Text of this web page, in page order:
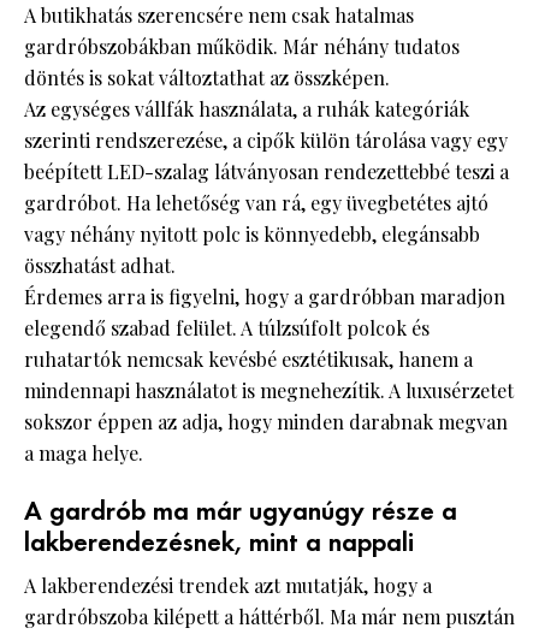
A butikhatás szerencsére nem csak hatalmas
gardróbszobákban működik. Már néhány tudatos
döntés is sokat változtathat az összképen.
Az egységes vállfák használata, a ruhák kategóriák
szerinti rendszerezése, a cipők külön tárolása vagy egy
beépített LED-szalag látványosan rendezettebbé teszi a
gardróbot. Ha lehetőség van rá, egy üvegbetétes ajtó
vagy néhány nyitott polc is könnyedebb, elegánsabb
összhatást adhat.
Érdemes arra is figyelni, hogy a gardróbban maradjon
elegendő szabad felület. A túlzsúfolt polcok és
ruhatartók nemcsak kevésbé esztétikusak, hanem a
mindennapi használatot is megnehezítik. A luxusérzetet
sokszor éppen az adja, hogy minden darabnak megvan
a maga helye.
A gardrób ma már ugyanúgy része a
lakberendezésnek, mint a nappali
A lakberendezési trendek azt mutatják, hogy a
gardróbszoba kilépett a háttérből. Ma már nem pusztán